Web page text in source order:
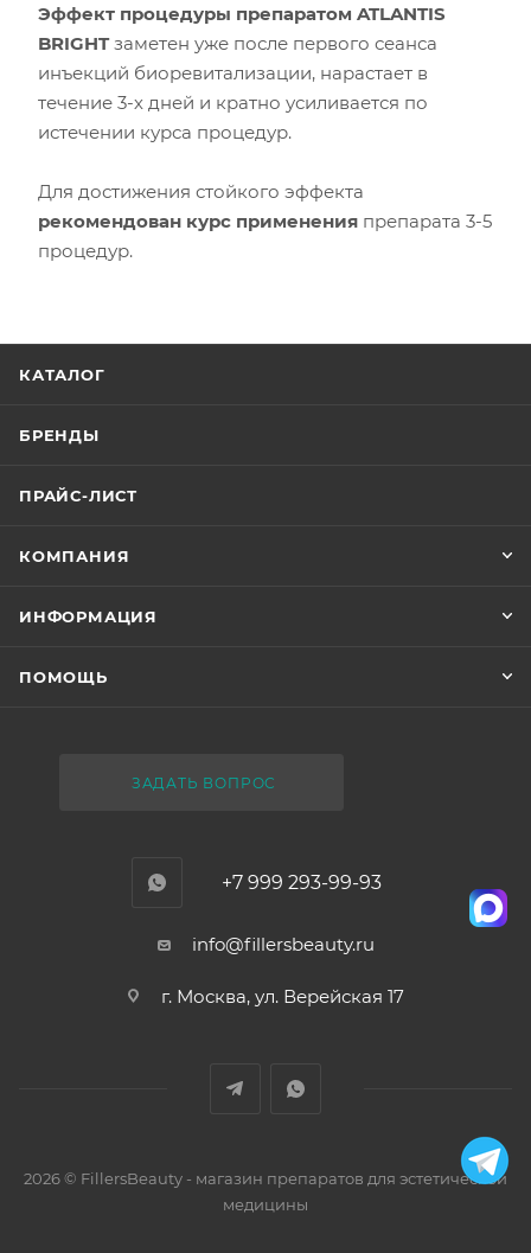
Эффект процедуры препаратом ATLANTIS
BRIGHTзаметен уже после первого сеанса
инъекций биоревитализации, нарастает в
течение 3-х дней и кратно усиливается по
истечении курса процедур.
Для достижения стойкого эффекта
рекомендован курс применения препарата 3-5
процедур.
КАТАЛОГ
БРЕНДЫ
ПРАЙС-ЛИСТ
КОМПАНИЯ
ИНФОРМАЦИЯ
ПОМОЩЬ
ЗАДАТЬ ВОПРОС
+7 999 293-99-93
info@fillersbeauty.ru
г. Москва, ул. Верейская 17
2026 © FillersBeauty - магазин препаратов для эстетической
медицины